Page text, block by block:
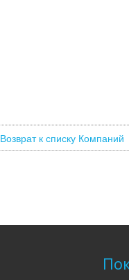
Возврат к списку Компаний